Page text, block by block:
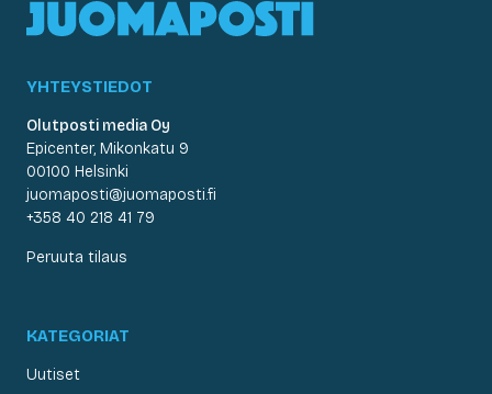
YHTEYSTIEDOT
Olutposti media Oy
Epicenter, Mikonkatu 9
00100 Helsinki
juomaposti@juomaposti.fi
+358 40 218 41 79
Peruuta tilaus
KATEGORIAT
Uutiset